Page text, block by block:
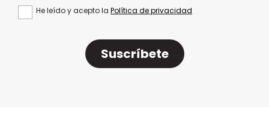
He leído y acepto la Política de privacidad
Suscríbete